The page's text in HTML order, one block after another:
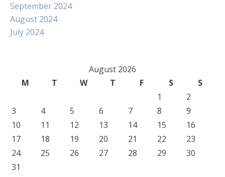
September 2024
August 2024
July 2024
August 2026
M
T W T F S
S
1
2
3
4 5 6 7 8
9
10
11 12 13 14 15
16
17
18 19 20 21 22
23
24
25 26 27 28 29
30
31